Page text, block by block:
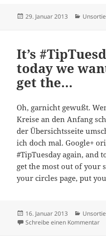
Veröffentlicht
29. Januar 2013
It’s
today we
get the…
Oh, garnicht gewußt.
Kreise an den Anfang
der Übersichtsseite
ich doch mal. Google+
#TipTuesday again, and
get the most out of your
your circles page, put
Veröffentlicht
am
16. Januar 2013
Schreibe einen Kommentar